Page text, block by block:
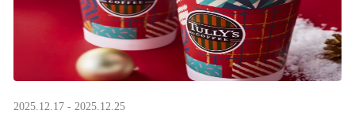
2025.12.17 - 2025.12.25